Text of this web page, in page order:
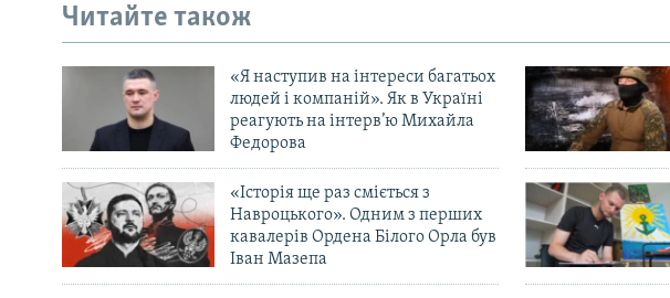
Читайте також
«Я наступив на інтереси багатьох
людей і компаній». Як в Україні
реагують на інтерв’ю Михайла
Федорова
«Історія ще раз сміється з
Навроцького». Одним з перших
кавалерів Ордена Білого Орла був
Іван Мазепа